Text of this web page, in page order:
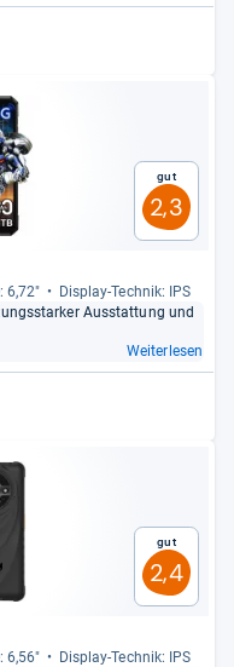
Gut
2,3
6,72"
Dis­play-​Tech­nik: IPS
Aus­stat­tung und
Weiterlesen
Gut
2,4
6,56"
Dis­play-​Tech­nik: IPS